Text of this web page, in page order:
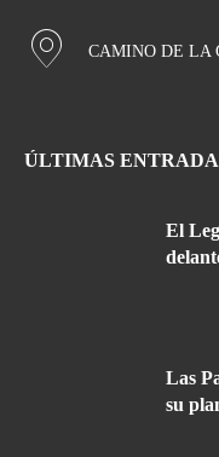
CAMINO DE LA
ÚLTIMAS
El
Las
su